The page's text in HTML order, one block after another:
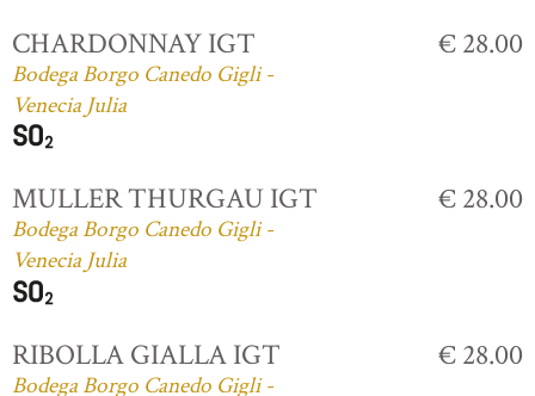
CHARDONNAY IGT
Bodega Borgo Canedo Gigli -
Venecia Julia
€ 28.00
MULLER THURGAU IGT
Bodega Borgo Canedo Gigli -
Venecia Julia
€ 28.00
RIBOLLA GIALLA IGT
Bodega Borgo Canedo Gigli -
€ 28.00